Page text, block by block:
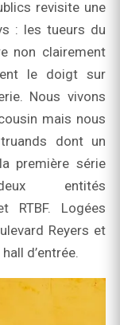
revisite une
: les tueurs du
non clairement
le doigt sur
Nous vivons
mais nous
dont un
première série
entités
RTBF. Logées
Reyers et
d’entrée.